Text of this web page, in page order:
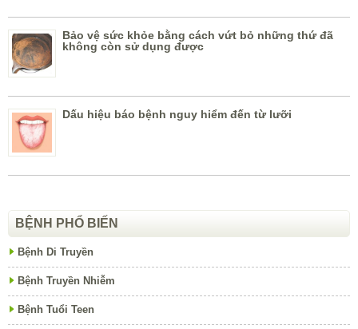
Bảo vệ sức khỏe bằng cách vứt bỏ những thứ đã
không còn sử dụng được
Dấu hiệu báo bệnh nguy hiểm đến từ lưỡi
BỆNH PHỔ BIẾN
Bệnh Di Truyền
Bệnh Truyền Nhiễm
Bệnh Tuổi Teen